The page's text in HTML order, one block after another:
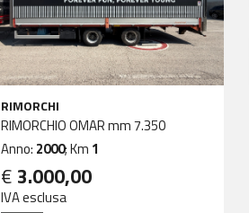
RIMORCHI
RIMORCHIO OMAR mm 7.350
Anno: 2000; Km 1
€ 3.000,00
IVA esclusa